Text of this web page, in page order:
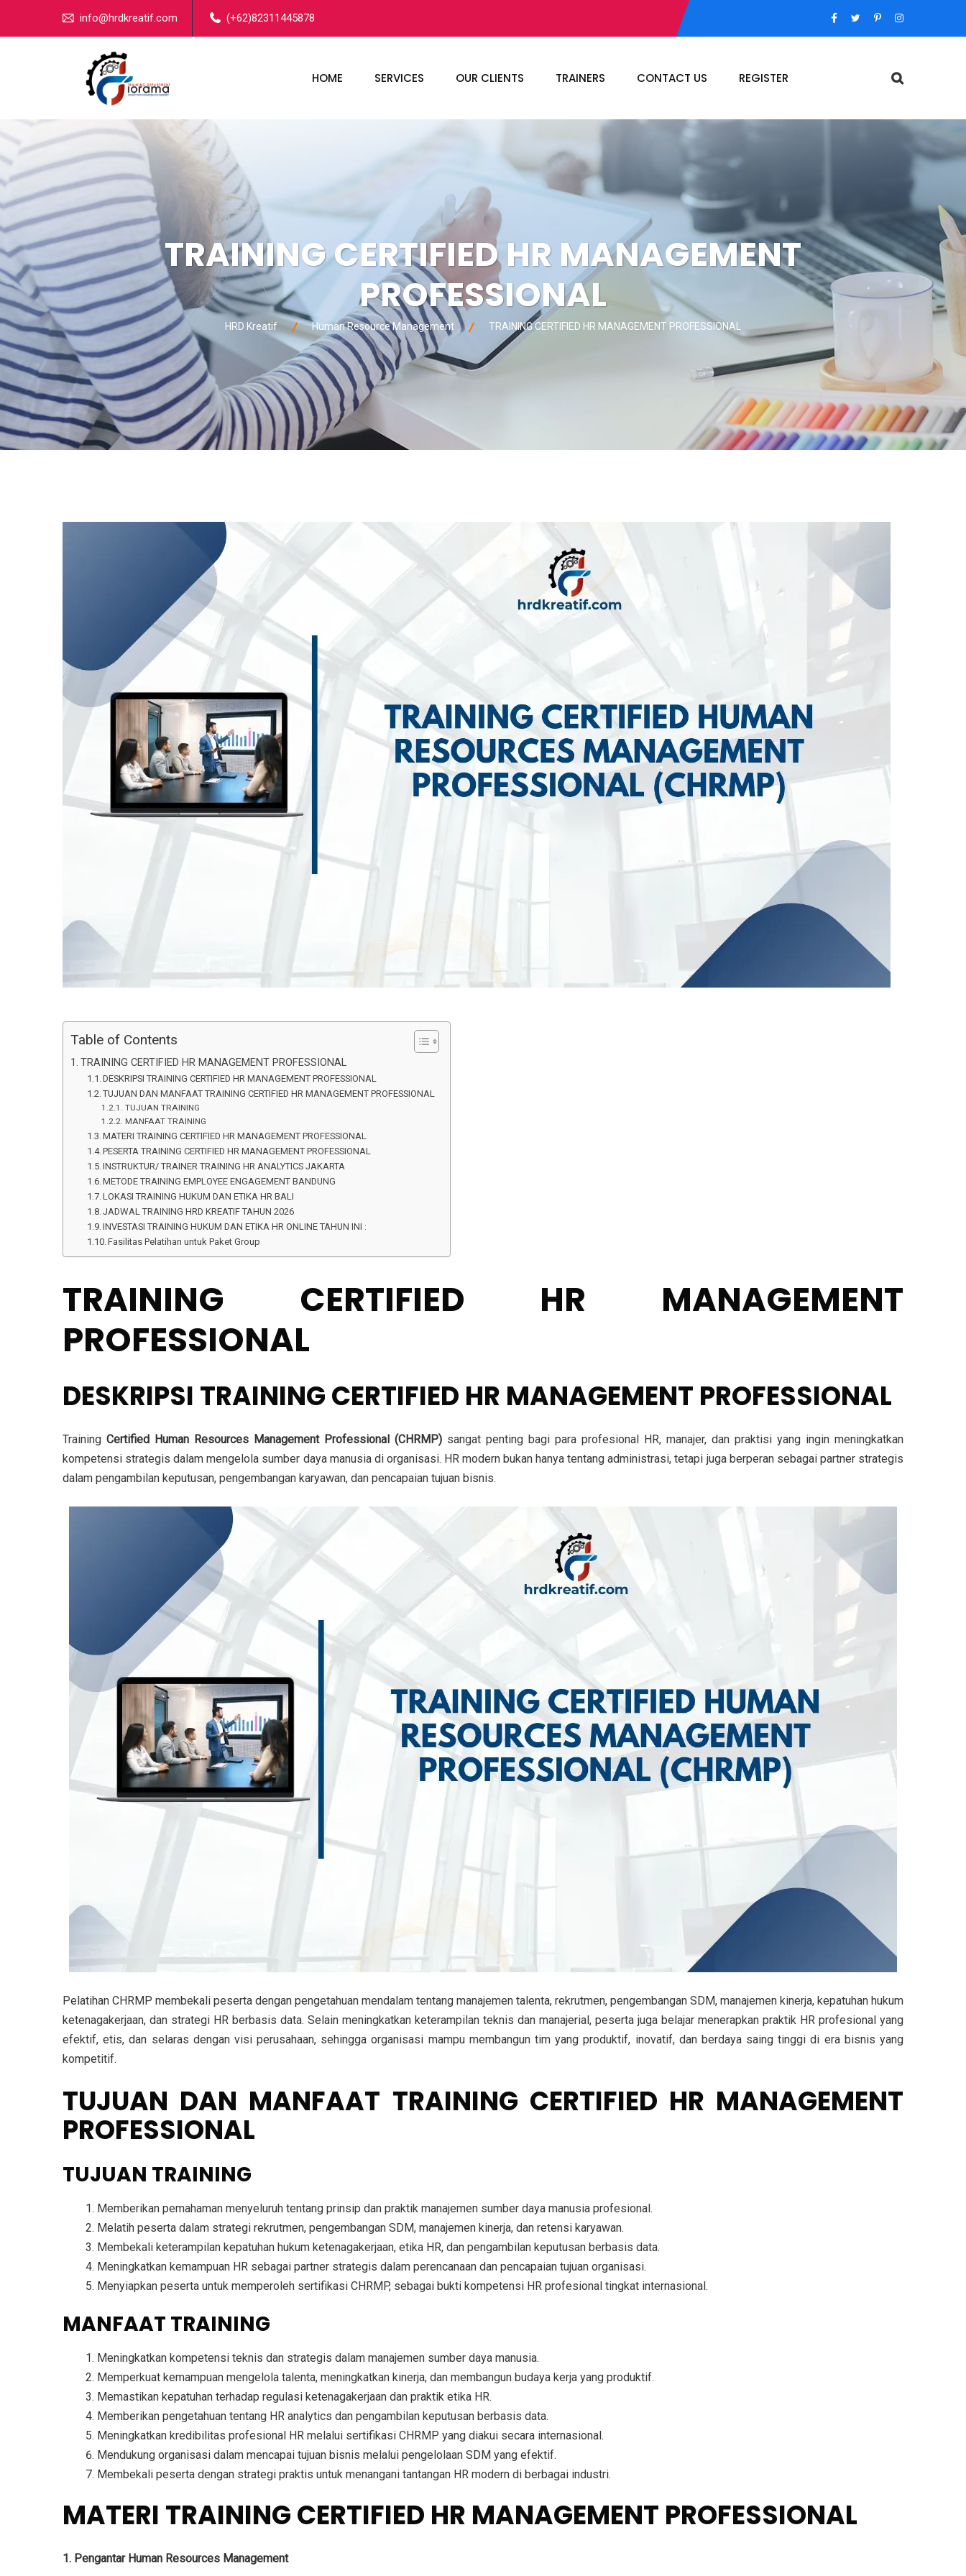
info@hrdkreatif.com (+62)82311445878
HOME SERVICES OUR CLIENTS TRAINERS CONTACT US REGISTER
TRAINING CERTIFIED HR MANAGEMENT
PROFESSIONAL
HRD Kreatif Human Resource Management TRAINING CERTIFIED HR MANAGEMENT PROFESSIONAL
Table of Contents
TRAINING CERTIFIED HR MANAGEMENT PROFESSIONAL
DESKRIPSI TRAINING CERTIFIED HR MANAGEMENT PROFESSIONAL
TUJUAN DAN MANFAAT TRAINING CERTIFIED HR MANAGEMENT PROFESSIONAL
TUJUAN TRAINING
MANFAAT TRAINING
MATERI TRAINING CERTIFIED HR MANAGEMENT PROFESSIONAL
PESERTA TRAINING CERTIFIED HR MANAGEMENT PROFESSIONAL
INSTRUKTUR/ TRAINER TRAINING HR ANALYTICS JAKARTA
METODE TRAINING EMPLOYEE ENGAGEMENT BANDUNG
LOKASI TRAINING HUKUM DAN ETIKA HR BALI
JADWAL TRAINING HRD KREATIF TAHUN 2026
INVESTASI TRAINING HUKUM DAN ETIKA HR ONLINE TAHUN INI :
Fasilitas Pelatihan untuk Paket Group
TRAINING CERTIFIED HR MANAGEMENT
PROFESSIONAL
DESKRIPSI TRAINING CERTIFIED HR MANAGEMENT PROFESSIONAL
Training Certified Human Resources Management Professional (CHRMP) sangat penting bagi para profesional HR, manajer, dan praktisi yang ingin meningkatkan
kompetensi strategis dalam mengelola sumber daya manusia di organisasi. HR modern bukan hanya tentang administrasi, tetapi juga berperan sebagai partner strategis
dalam pengambilan keputusan, pengembangan karyawan, dan pencapaian tujuan bisnis.
Pelatihan CHRMP membekali peserta dengan pengetahuan mendalam tentang manajemen talenta, rekrutmen, pengembangan SDM, manajemen kinerja, kepatuhan hukum
ketenagakerjaan, dan strategi HR berbasis data. Selain meningkatkan keterampilan teknis dan manajerial, peserta juga belajar menerapkan praktik HR profesional yang
efektif, etis, dan selaras dengan visi perusahaan, sehingga organisasi mampu membangun tim yang produktif, inovatif, dan berdaya saing tinggi di era bisnis yang
kompetitif.
TUJUAN DAN MANFAAT TRAINING CERTIFIED HR MANAGEMENT
PROFESSIONAL
TUJUAN TRAINING
Memberikan pemahaman menyeluruh tentang prinsip dan praktik manajemen sumber daya manusia profesional.
Melatih peserta dalam strategi rekrutmen, pengembangan SDM, manajemen kinerja, dan retensi karyawan.
Membekali keterampilan kepatuhan hukum ketenagakerjaan, etika HR, dan pengambilan keputusan berbasis data.
Meningkatkan kemampuan HR sebagai partner strategis dalam perencanaan dan pencapaian tujuan organisasi.
Menyiapkan peserta untuk memperoleh sertifikasi CHRMP, sebagai bukti kompetensi HR profesional tingkat internasional.
MANFAAT TRAINING
Meningkatkan kompetensi teknis dan strategis dalam manajemen sumber daya manusia.
Memperkuat kemampuan mengelola talenta, meningkatkan kinerja, dan membangun budaya kerja yang produktif.
Memastikan kepatuhan terhadap regulasi ketenagakerjaan dan praktik etika HR.
Memberikan pengetahuan tentang HR analytics dan pengambilan keputusan berbasis data.
Meningkatkan kredibilitas profesional HR melalui sertifikasi CHRMP yang diakui secara internasional.
Mendukung organisasi dalam mencapai tujuan bisnis melalui pengelolaan SDM yang efektif.
Membekali peserta dengan strategi praktis untuk menangani tantangan HR modern di berbagai industri.
MATERI TRAINING CERTIFIED HR MANAGEMENT PROFESSIONAL
1. Pengantar Human Resources Management